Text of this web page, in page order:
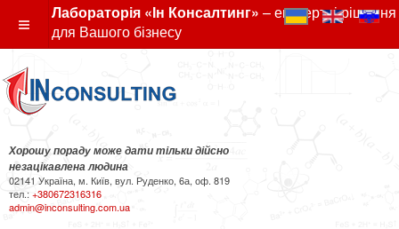
Лабораторія «Ін Консалтинг» – експертні рішення
для Вашого бізнесу
Хорошу пораду може дати тільки дійсно
незацікавлена людина
02141 Україна, м. Київ, вул. Руденко, 6а, оф. 819
тел.: +380672316316
admin@inconsulting.com.ua